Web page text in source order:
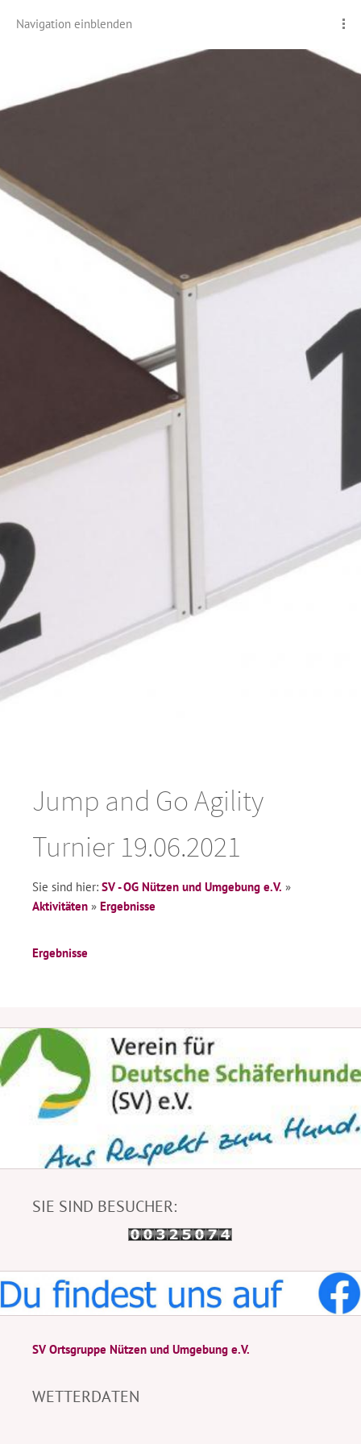
Navigation einblenden
Jump and Go Agility
Turnier 19.06.2021
Sie sind hier: SV - OG Nützen und Umgebung e.V. »
Aktivitäten » Ergebnisse
Ergebnisse
SIE SIND BESUCHER:
SV Ortsgruppe Nützen und Umgebung e.V.
WETTERDATEN